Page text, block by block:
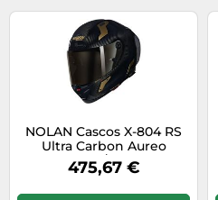
NOLAN Cascos X-804 RS
Ultra Carbon Aureo
Carbon / Gold M
475,67 €